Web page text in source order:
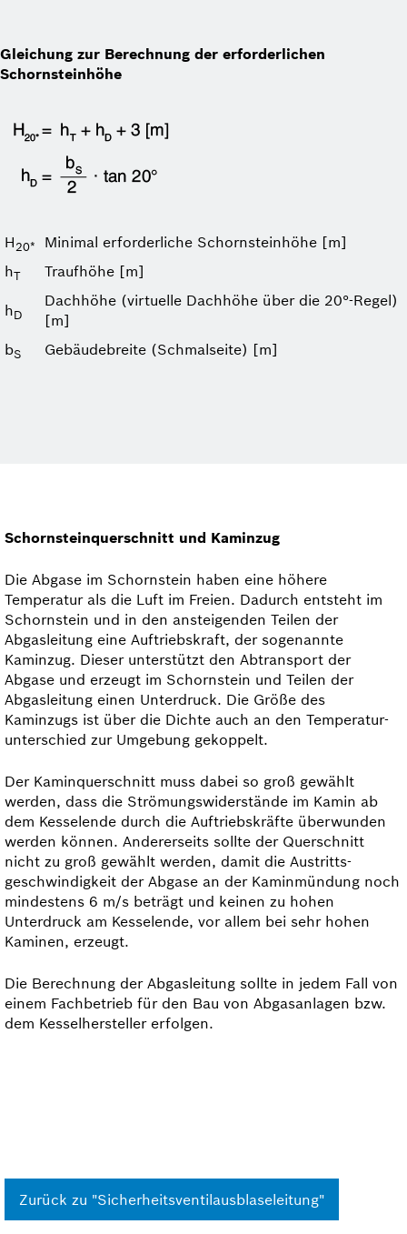
Gleichung zur Berechnung der erforderlichen
Schornsteinhöhe
H20*
Minimal erforderliche Schornsteinhöhe [m]
hT Traufhöhe [m]
hD
Dachhöhe (virtuelle Dachhöhe über die 20°-Regel)
[m]
bS Gebäudebreite (Schmalseite) [m]
Schornsteinquerschnitt und Kaminzug
Die Abgase im Schornstein haben eine höhere
Temperatur als die Luft im Freien. Dadurch entsteht im
Schornstein und in den ansteigenden Teilen der
Abgasleitung eine Auftriebskraft, der sogenannte
Kaminzug. Dieser unterstützt den Abtransport der
Abgase und erzeugt im Schornstein und Teilen der
Abgasleitung einen Unterdruck. Die Größe des
Kaminzugs ist über die Dichte auch an den Temperatur­
unterschied zur Umgebung gekoppelt.
Der Kaminquerschnitt muss dabei so groß gewählt
werden, dass die Strömungswiderstände im Kamin ab
dem Kesselende durch die Auftriebskräfte überwunden
werden können. Andererseits sollte der Querschnitt
nicht zu groß gewählt werden, damit die Austritts­
geschwindigkeit der Abgase an der Kamin­mündung noch
mindestens 6 m/s beträgt und keinen zu hohen
Unterdruck am Kesselende, vor allem bei sehr hohen
Kaminen, erzeugt.
Die Berechnung der Abgasleitung sollte in jedem Fall von
einem Fachbetrieb für den Bau von Abgas­anlagen bzw.
dem Kesselhersteller erfolgen.
Zurück zu "Sicherheitsventilausblaseleitung"